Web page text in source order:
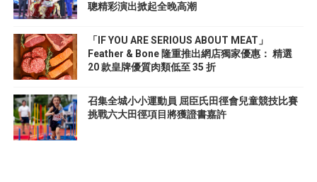
聰精彩演出掀起全晚高潮
「IF YOU ARE SERIOUS ABOUT MEAT」
Feather & Bone 隆重推出網店獨家優惠： 精選
20 款皇牌優質肉類低至 35 折
召集全城小小運動員 屈臣氏田徑會兒童競技比賽
挑戰六大田徑項目將獲證書嘉許